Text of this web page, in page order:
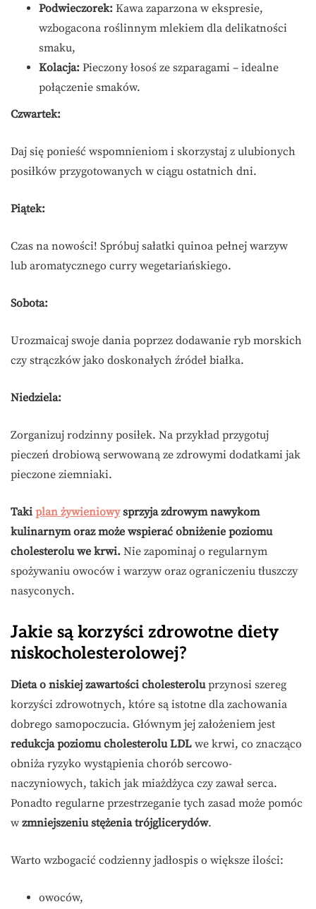
Podwieczorek: Kawa zaparzona w ekspresie,
wzbogacona roślinnym mlekiem dla delikatności
smaku,
Kolacja: Pieczony łosoś ze szparagami – idealne
połączenie smaków.
Czwartek:
Daj się ponieść wspomnieniom i skorzystaj z ulubionych
posiłków przygotowanych w ciągu ostatnich dni.
Piątek:
Czas na nowości! Spróbuj sałatki quinoa pełnej warzyw
lub aromatycznego curry wegetariańskiego.
Sobota:
Urozmaicaj swoje dania poprzez dodawanie ryb morskich
czy strączków jako doskonałych źródeł białka.
Niedziela:
Zorganizuj rodzinny posiłek. Na przykład przygotuj
pieczeń drobiową serwowaną ze zdrowymi dodatkami jak
pieczone ziemniaki.
Taki plan żywieniowysprzyja zdrowym nawykom
kulinarnym oraz może wspierać obniżenie poziomu
cholesterolu we krwi. Nie zapominaj o regularnym
spożywaniu owoców i warzyw oraz ograniczeniu tłuszczy
nasyconych.
Jakie są korzyści zdrowotne diety
niskocholesterolowej?
Dieta o niskiej zawartości cholesteroluprzynosi szereg
korzyści zdrowotnych, które są istotne dla zachowania
dobrego samopoczucia. Głównym jej założeniem jest
redukcja poziomu cholesterolu LDL we krwi, co znacząco
obniża ryzyko wystąpienia chorób sercowo-
naczyniowych, takich jak miażdżyca czy zawał serca.
Ponadto regularne przestrzeganie tych zasad może pomóc
w zmniejszeniu stężenia trójglicerydów.
Warto wzbogacić codzienny jadłospis o większe ilości:
owoców,